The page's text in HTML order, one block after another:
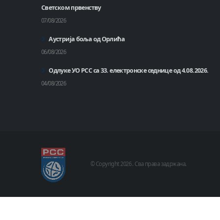
Светском првенству
07/08/2026
Аустрија боља од Орлића
06/08/2026
Одлуке УО РСС са 33. електронске седнице од 4.08.2026.
04/08/2026
© Copyright 2026 . Сва права задржана.